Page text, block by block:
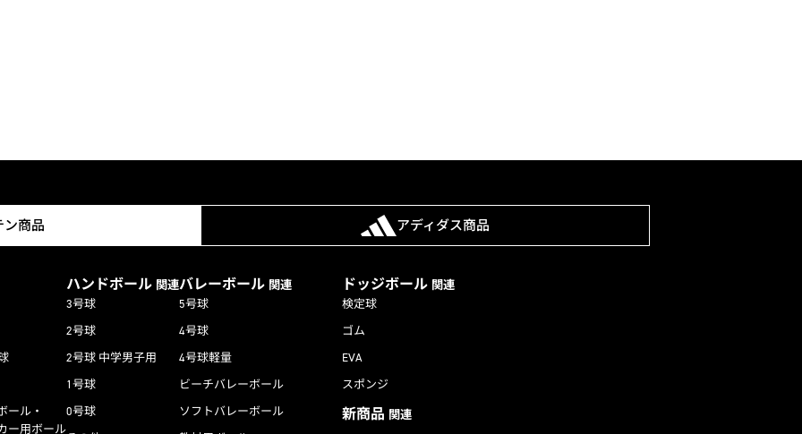
ン商品 アディダス商品
ール・
ー用ボール
ハンドボール 関連
3号球
2号球
2号球 中学男子用
1号球
0号球
バレーボール 関連
5号球
4号球
4号球軽量
ビーチバレーボール
ソフトバレーボール
ドッジボール 関連
検定球
ゴム
EVA
スポンジ
新商品 関連